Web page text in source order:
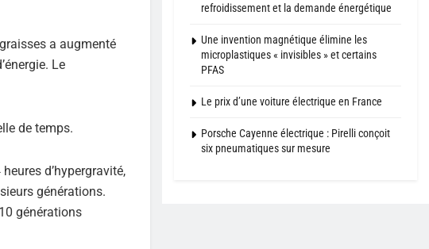
a augmenté
Le
de temps.
d’hypergravité,
générations.
générations
refroidissement et la demande énergétique
Une invention magnétique élimine les
microplastiques « invisibles » et certains
PFAS
Le prix d’une voiture électrique en France
Porsche Cayenne électrique : Pirelli conçoit
six pneumatiques sur mesure